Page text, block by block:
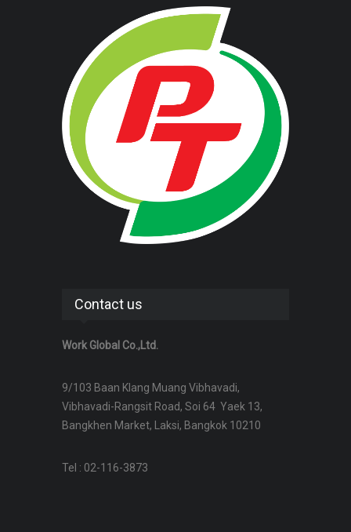
Contact us
Work Global Co.,Ltd.
9/103 Baan Klang Muang Vibhavadi,
Vibhavadi-Rangsit Road, Soi 64 Yaek 13,
Bangkhen Market, Laksi, Bangkok 10210
Tel : 02-116-3873